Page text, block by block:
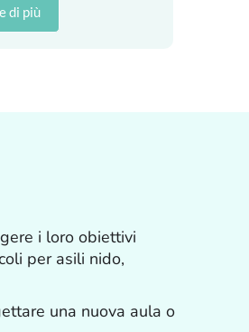
di più
i loro obiettivi
per asili nido,
una nuova aula o